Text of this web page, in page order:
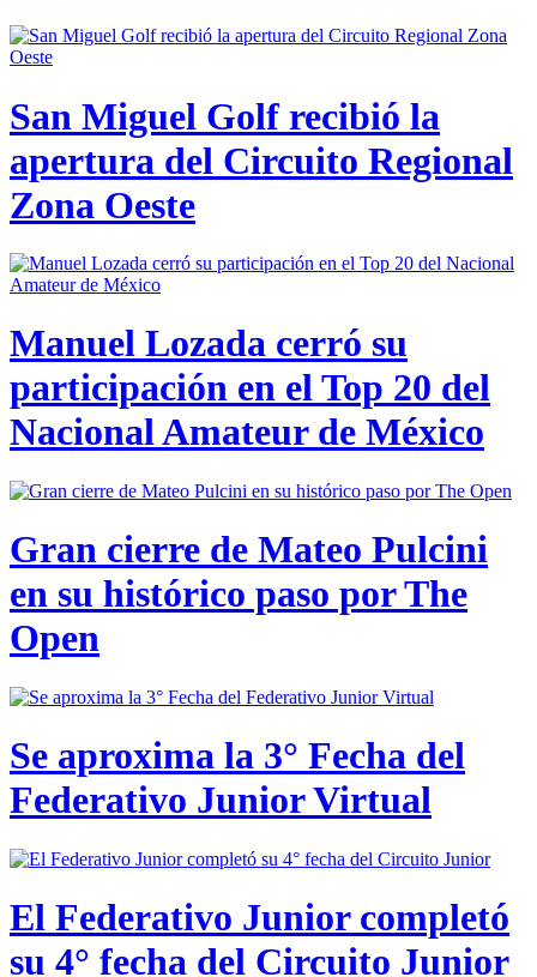
San Miguel Golf recibió la
apertura del Circuito Regional
Zona Oeste
Manuel Lozada cerró su
participación en el Top 20 del
Nacional Amateur de México
Gran cierre de Mateo Pulcini
en su histórico paso por The
Open
Se aproxima la 3° Fecha del
Federativo Junior Virtual
El Federativo Junior completó
su 4° fecha del Circuito Junior